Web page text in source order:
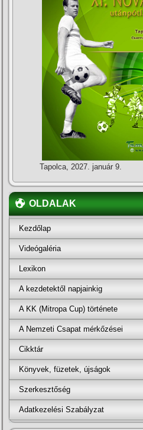
Tapolca, 2027. január 9.
OLDALAK
Kezdőlap
Videógaléria
Lexikon
A kezdetektől napjainkig
A KK (Mitropa Cup) története
A Nemzeti Csapat mérkőzései
Cikktár
Könyvek, füzetek, újságok
Szerkesztőség
Adatkezelési Szabályzat